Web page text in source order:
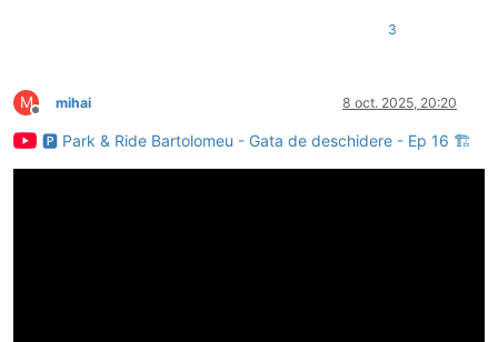
3
M
Deconectat
mihai 8 oct. 2025, 20:20
🅿️ Park & Ride Bartolomeu - Gata de deschidere - Ep 16 🏗️